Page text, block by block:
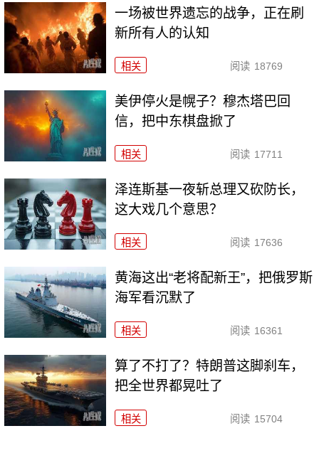
一场被世界遗忘的战争，正在刷
新所有人的认知
相关 阅读 18769
美伊停火是幌子？穆杰塔巴回
信，把中东棋盘掀了
相关 阅读 17711
泽连斯基一夜斩总理又砍防长，
这大戏几个意思？
相关 阅读 17636
黄海这出“老将配新王”，把俄罗斯
海军看沉默了
相关 阅读 16361
算了不打了？特朗普这脚刹车，
把全世界都晃吐了
相关 阅读 15704